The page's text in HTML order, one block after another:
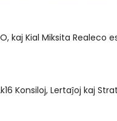
kaj Kial Miksita Realeco
Konsiloj, Lertaĵoj kaj